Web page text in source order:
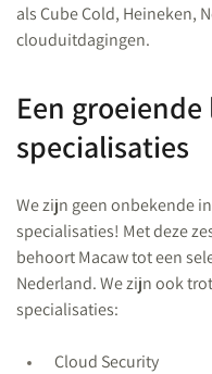
als Cube Cold, Heineken,
clouduitdagingen.
Een
specialisaties
We zijn geen onbekende
specialisaties! Met deze
behoort Macaw tot een
Nederland. We zijn ook
specialisaties:
Cloud Security